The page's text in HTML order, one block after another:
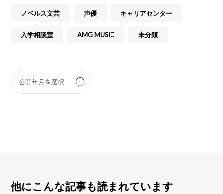
ノベルス文芸 声優 キャリアセンター
入学相談室 AMG MUSIC 未分類
他にこんな記事も読まれています